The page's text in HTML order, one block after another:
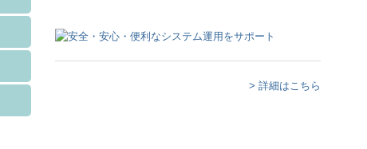
> 詳細はこちら